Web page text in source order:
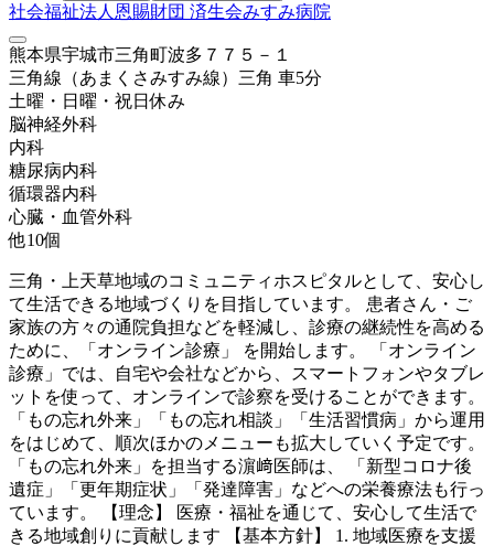
社会福祉法人恩賜財団 済生会みすみ病院
熊本県宇城市三角町波多７７５－１
三角線（あまくさみすみ線） 三角 車5分
土曜・日曜・祝日休み
脳神経外科
内科
糖尿病内科
循環器内科
心臓・血管外科
他10個
三角・上天草地域のコミュニティホスピタルとして、安心し
て生活できる地域づくりを目指しています。 患者さん・ご
家族の方々の通院負担などを軽減し、診療の継続性を高める
ために、「オンライン診療」 を開始します。 「オンライン
診療」では、自宅や会社などから、スマートフォンやタブレ
ットを使って、オンラインで診察を受けることができます。
「もの忘れ外来」「もの忘れ相談」「生活習慣病」から運用
をはじめて、順次ほかのメニューも拡大していく予定です。
「もの忘れ外来」を担当する濵﨑医師は、 「新型コロナ後
遺症」「更年期症状」「発達障害」などへの栄養療法も行っ
ています。 【理念】 医療・福祉を通じて、安心して生活で
きる地域創りに貢献します 【基本方針】 1. 地域医療を支援